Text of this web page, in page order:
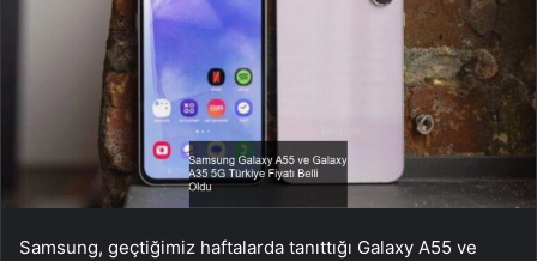
Samsung, geçtiğimiz haftalarda tanıttığı Galaxy A55 ve